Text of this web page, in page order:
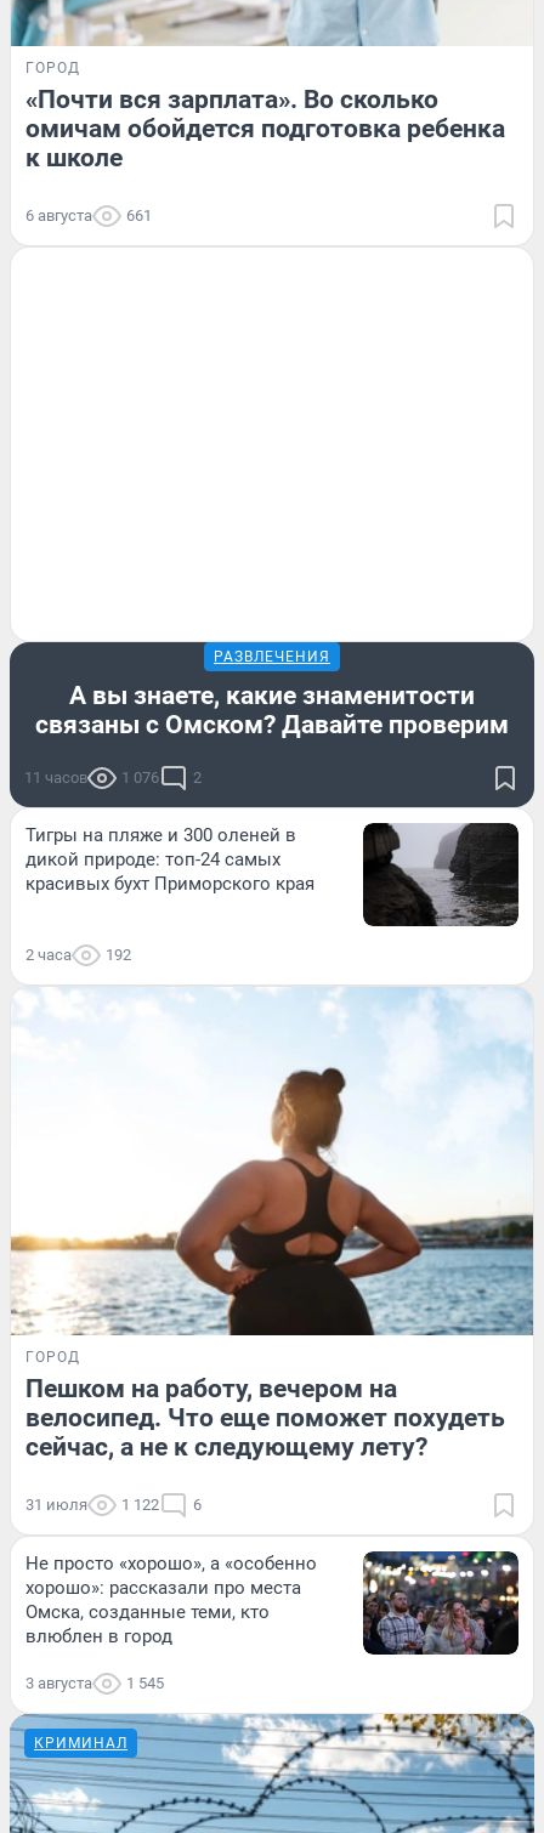
ГОРОД
«Почти вся зарплата». Во сколько
омичам обойдется подготовка ребенка
к школе
6 августа 661
РАЗВЛЕЧЕНИЯ
А вы знаете, какие знаменитости
связаны с Омском? Давайте проверим
11 часов 1 076 2
Тигры на пляже и 300 оленей в
дикой природе: топ-24 самых
красивых бухт Приморского края
2 часа 192
ГОРОД
Пешком на работу, вечером на
велосипед. Что еще поможет похудеть
сейчас, а не к следующему лету?
31 июля 1 122 6
Не просто «хорошо», а «особенно
хорошо»: рассказали про места
Омска, созданные теми, кто
влюблен в город
3 августа 1 545
КРИМИНАЛ